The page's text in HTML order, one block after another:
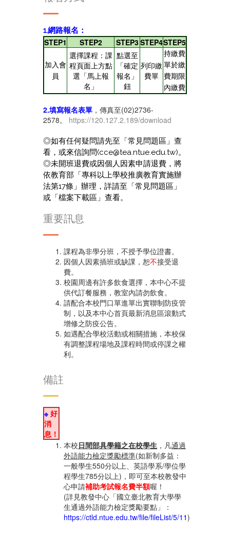
1.網路報名：
STEP1 STEP2 STEP3STEP4STEP5
加入會
員
選擇課程：課
程頁面上方點
選「馬上報
名」
點選至
「確定
報名」
鈕
列印繳
費單
持繳費
單於繳
費期限
內繳費
2.填寫報名表單 ，傳真至(02)2736-
2578。 https://120.127.2.189/download
◎如有任何疑問請先至「常見問題區」查
看，或來信詢問(cce@tea.ntue.edu.tw)。
◎未開班退費或因個人因素申請退費，將
依教育部「專科以上學校推廣教育實施辦
法第17條」辦理，詳請至「常見問題區」
或「檔案下載區」查看。
重要訊息
課程為非學分班，不授予學位證書。
因個人因素插班或缺課，恕不接受退
費。
校園周邊有許多飲食選擇，本中心不提
供代訂餐服務，教室內請勿飲食。
請配合本校門口單進單出實聯制防疫管
制，以及本中心首頁最新消息區滾動式
增修之防疫公告。
如遇配合學校活動或相關措施，本校保
有調整課程場地及課程時間或停課之權
利。
備註
※ 好
消
息！
本校日間部具學籍之在校學生 ，凡通過
外語能力檢定獎勵標準(如新制多益：
一般學生550分以上、英語學系/學位學
程學生785分以上)，即可至本校教發中
心申請補助考試報名費半額喔！
(詳見教發中心「國立臺北教育大學學
生通過外語能力檢定獎勵要點」：
https://ctld.ntue.edu.tw/file/fileList/5/11)